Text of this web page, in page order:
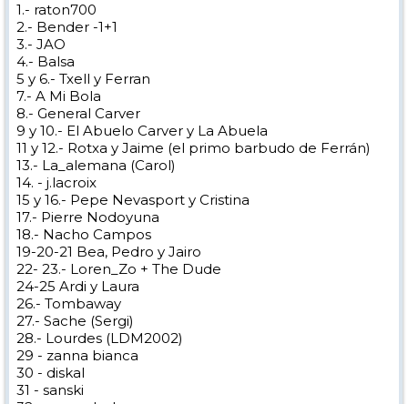
1.- raton700
2.- Bender -1+1
3.- JAO
4.- Balsa
5 y 6.- Txell y Ferran
7.- A Mi Bola
8.- General Carver
9 y 10.- El Abuelo Carver y La Abuela
11 y 12.- Rotxa y Jaime (el primo barbudo de Ferrán)
13.- La_alemana (Carol)
14. - j.lacroix
15 y 16.- Pepe Nevasport y Cristina
17.- Pierre Nodoyuna
18.- Nacho Campos
19-20-21 Bea, Pedro y Jairo
22- 23.- Loren_Zo + The Dude
24-25 Ardi y Laura
26.- Tombaway
27.- Sache (Sergi)
28.- Lourdes (LDM2002)
29 - zanna bianca
30 - diskal
31 - sanski